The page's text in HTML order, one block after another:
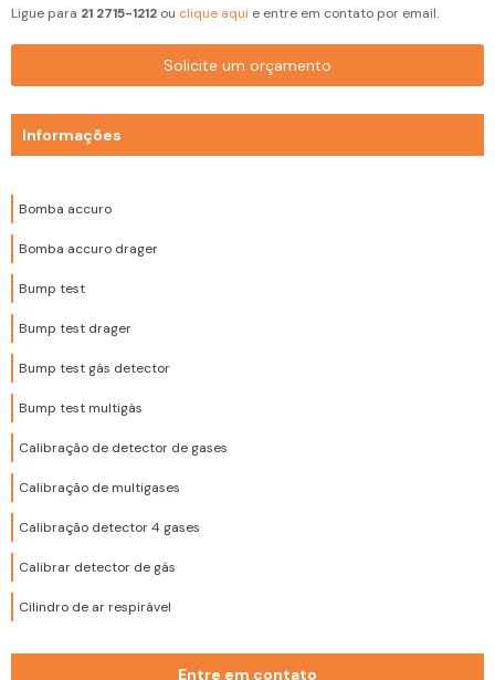
Ligue para 21 2715-1212 ou clique aqui e entre em contato por email.
Solicite um orçamento
Informações
Bomba accuro
Bomba accuro drager
Bump test
Bump test drager
Bump test gás detector
Bump test multigás
Calibração de detector de gases
Calibração de multigases
Calibração detector 4 gases
Calibrar detector de gás
Cilindro de ar respirável
Entre em contato